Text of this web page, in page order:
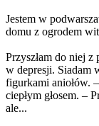
Jestem w
domu z ogrodem
Przyszłam do niej
w depresji. Siadam
figurkami aniołów.
ciepłym głosem. –
ale...